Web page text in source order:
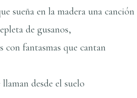
sueña en la madera una
de gusanos,
fantasmas que cantan
desde el suelo